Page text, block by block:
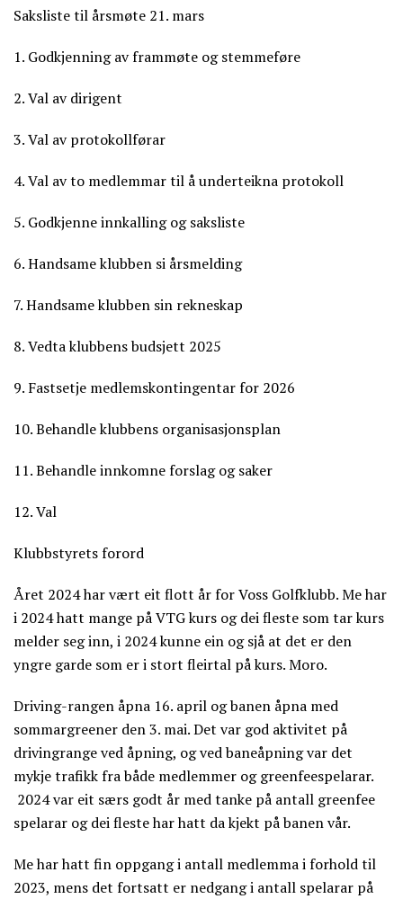
Saksliste til årsmøte 21. mars
1. Godkjenning av frammøte og stemmeføre
2. Val av dirigent
3. Val av protokollførar
4. Val av to medlemmar til å underteikna protokoll
5. Godkjenne innkalling og saksliste
6. Handsame klubben si årsmelding
7. Handsame klubben sin rekneskap
8. Vedta klubbens budsjett 2025
9. Fastsetje medlemskontingentar for 2026
10. Behandle klubbens organisasjonsplan
11. Behandle innkomne forslag og saker
12. Val
Klubbstyrets forord
Året 2024 har vært eit flott år for Voss Golfklubb. Me har
i 2024 hatt mange på VTG kurs og dei fleste som tar kurs
melder seg inn, i 2024 kunne ein og sjå at det er den
yngre garde som er i stort fleirtal på kurs. Moro.
Driving-rangen åpna 16. april og banen åpna med
sommargreener den 3. mai. Det var god aktivitet på
drivingrange ved åpning, og ved baneåpning var det
mykje trafikk fra både medlemmer og greenfeespelarar.
2024 var eit særs godt år med tanke på antall greenfee
spelarar og dei fleste har hatt da kjekt på banen vår.
Me har hatt fin oppgang i antall medlemma i forhold til
2023, mens det fortsatt er nedgang i antall spelarar på